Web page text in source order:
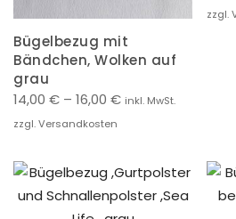
Bügelbezug mit
Bändchen, Wolken auf
grau
14,00 € – 16,00 € inkl. MwSt.
zzgl. Versandkosten
zzgl.